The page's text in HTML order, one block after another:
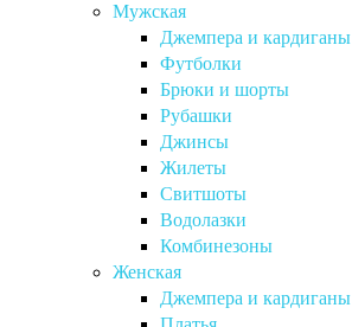
Мужская
Джемпера и кардиганы
Футболки
Брюки и шорты
Рубашки
Джинсы
Жилеты
Свитшоты
Водолазки
Комбинезоны
Женская
Джемпера и кардиганы